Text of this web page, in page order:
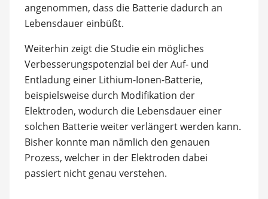
angenommen, dass die Batterie dadurch an
Lebensdauer einbüßt.
Weiterhin zeigt die Studie ein mögliches
Verbesserungspotenzial bei der Auf- und
Entladung einer Lithium-Ionen-Batterie,
beispielsweise durch Modifikation der
Elektroden, wodurch die Lebensdauer einer
solchen Batterie weiter verlängert werden kann.
Bisher konnte man nämlich den genauen
Prozess, welcher in der Elektroden dabei
passiert nicht genau verstehen.